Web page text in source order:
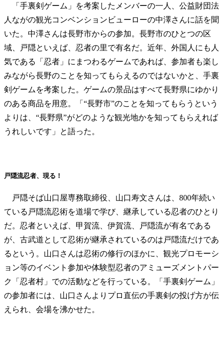
「手裏剣ゲーム」を考案したメンバーの一人、公益財団法
人ながの観光コンベンションビューローの中澤さんに話を聞
いた。中澤さんは長野市からの参加。長野市のひとつの区
域、戸隠といえば、忍者の里で有名だ。近年、外国人にも人
気である「忍者」にまつわるゲームであれば、参加者も楽し
みながら長野のことを知ってもらえるのではないかと、手裏
剣ゲームを考案した。ゲームの景品はすべて長野県にゆかり
のある商品を用意。「“長野市”のことを知ってもらうという
よりは、“長野県”がどのような観光地かを知ってもらえれば
うれしいです」と語った。
戸隠流忍者、現る！
戸隠そば山口屋専務取締役、山口寿文さんは、800年続い
ている戸隠流忍術を道場で学び、継承している忍者のひとり
だ。忍者といえば、甲賀流、伊賀流、戸隠流が有名である
が、古武道として忍術が継承されているのは戸隠流だけであ
るという。山口さんは忍術の修行のほかに、観光プロモーシ
ョン等のイベント参加や体験型忍者のアミューズメントパー
ク「忍者村」での活動などを行っている。「手裏剣ゲーム」
の参加者には、山口さんよりプロ直伝の手裏剣の投げ方が伝
えられ、会場を沸かせた。